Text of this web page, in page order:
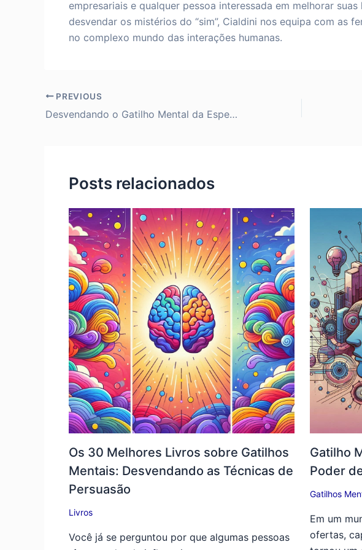
empresariais e qualquer pessoa interessada em melhorar
desvendar os mistérios do “sim”, Cialdini nos equipa com as
no complexo mundo das interações humanas.
PREVIOUS
Desvendando o Gatilho Mental da Especificidade: Como a Precisão Aumenta a Conexão com Seu Público
Posts relacionados
Os 30 Melhores Livros sobre Gatilhos
Mentais: Desvendando as Técnicas de
Persuasão
Livros
Você já se perguntou por que algumas pessoas
Gatilho
Poder
Gatilhos
Em um
ofertas,